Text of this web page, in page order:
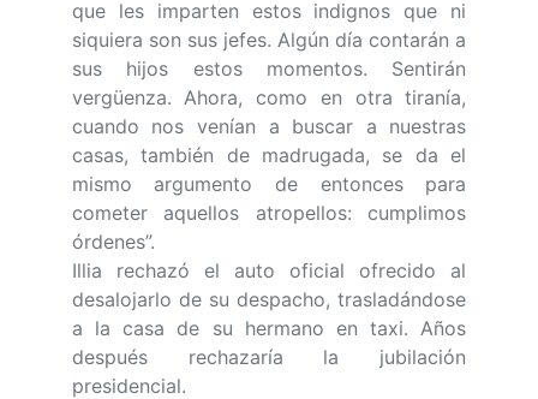
que les imparten estos indignos que ni
siquiera son sus jefes. Algún día contarán a
sus hijos estos momentos. Sentirán
vergüenza. Ahora, como en otra tiranía,
cuando nos venían a buscar a nuestras
casas, también de madrugada, se da el
mismo argumento de entonces para
cometer aquellos atropellos: cumplimos
órdenes”.
Illia rechazó el auto oficial ofrecido al
desalojarlo de su despacho, trasladándose
a la casa de su hermano en taxi. Años
después rechazaría la jubilación
presidencial.